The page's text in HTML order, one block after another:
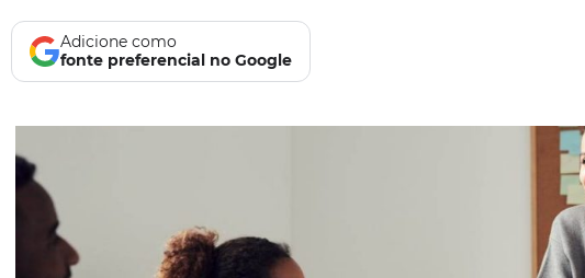
Adicione como
fonte preferencial no Google